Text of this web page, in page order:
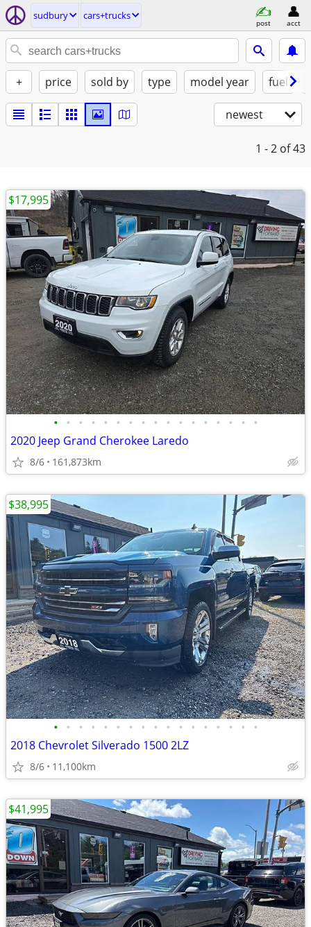
sudbury cars+trucks
post acct
+ price sold by type model year fuel
newest
1 - 2 of 43
• • • • • • • • • • • • • • • • •
2020 Jeep Grand Cherokee Laredo
8/6 161,873km
$17,995
• • • • • • • • • • • • • • • • •
2018 Chevrolet Silverado 1500 2LZ
8/6 11,100km
$38,995
$41,995